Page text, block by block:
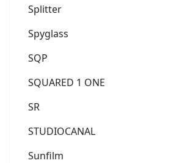
Splitter
Spyglass
SQP
SQUARED 1 ONE
SR
STUDIOCANAL
Sunfilm